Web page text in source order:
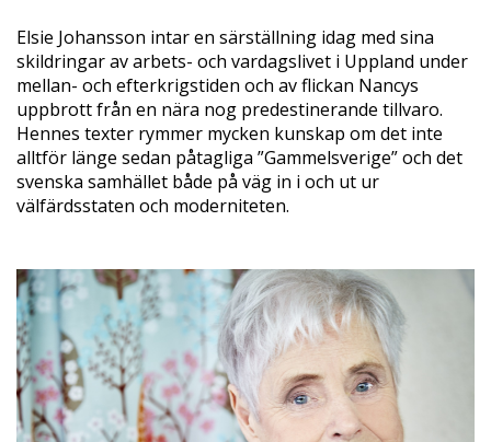
Elsie Johansson intar en särställning idag med sina
skildringar av arbets- och vardagslivet i Uppland under
mellan- och efterkrigstiden och av flickan Nancys
uppbrott från en nära nog predestinerande tillvaro.
Hennes texter rymmer mycken kunskap om det inte
alltför länge sedan påtagliga ”Gammelsverige” och det
svenska samhället både på väg in i och ut ur
välfärdsstaten och moderniteten.